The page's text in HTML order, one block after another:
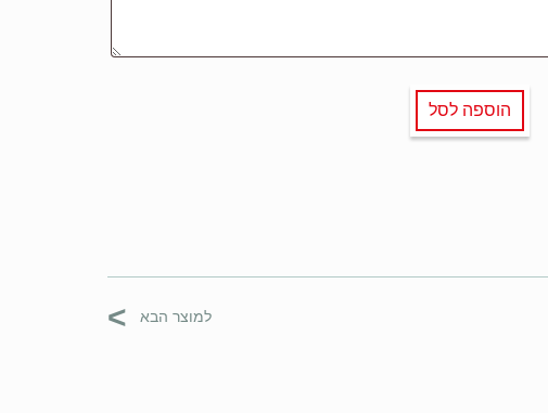
הוספה לסל
למוצר הבא >